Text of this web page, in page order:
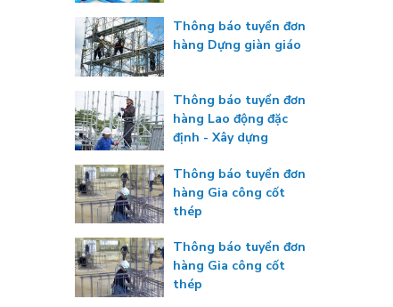
Thông báo tuyển đơn
hàng Dựng giàn giáo
Thông báo tuyển đơn
hàng Lao động đặc
định - Xây dựng
Thông báo tuyển đơn
hàng Gia công cốt
thép
Thông báo tuyển đơn
hàng Gia công cốt
thép